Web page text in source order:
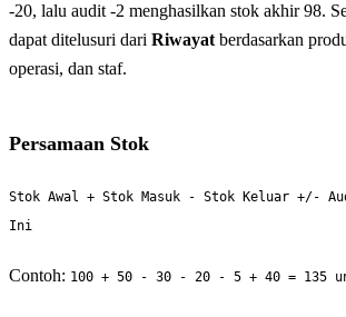
-20, lalu audit -2 menghasilkan stok akhir 98.
dapat ditelusuri dari Riwayat berdasarkan
operasi, dan staf.
Persamaan Stok
Stok Awal + Stok Masuk - Stok Keluar +/-
Ini
Contoh: 100 + 50 - 30 - 20 - 5 + 40 = 135